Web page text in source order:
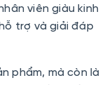
viên giàu kinh
trợ và giải đáp
phẩm, mà còn là